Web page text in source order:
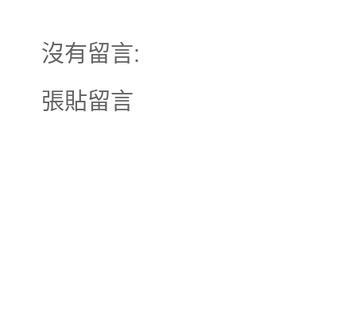
沒有留言:
張貼留言